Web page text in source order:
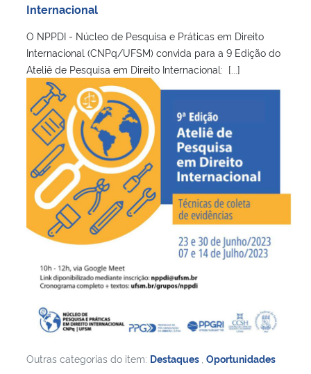
Internacional
O NPPDI - Núcleo de Pesquisa e Práticas em Direito
Internacional (CNPq/UFSM) convida para a 9 Edição do
Ateliê de Pesquisa em Direito Internacional: [...]
Outras categorias do item: Destaques Oportunidades